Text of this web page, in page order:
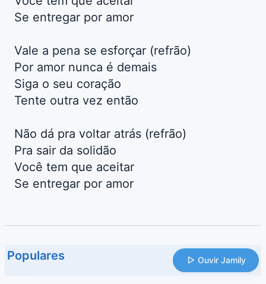
Se entregar por amor
Vale a pena se esforçar (refrão)
Por amor nunca é demais
Siga o seu coração
Tente outra vez então
Não dá pra voltar atrás (refrão)
Pra sair da solidão
Você tem que aceitar
Se entregar por amor
Populares Ouvir Jamily